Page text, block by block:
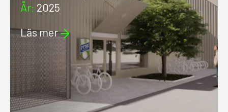
År: 2025
Läs mer